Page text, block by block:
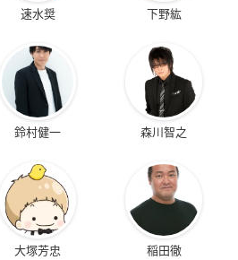
速水奨 下野紘
鈴村健一 森川智之
大塚芳忠 稲田徹